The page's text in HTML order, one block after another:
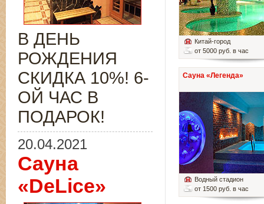
Китай-город
от 5000 руб. в час
Сауна «Легенда»
Водный стадион
от 1500 руб. в час
В ДЕНЬ
РОЖДЕНИЯ
СКИДКА 10%! 6-
ОЙ ЧАС В
ПОДАРОК!
20.04.2021
Сауна
«DeLice»